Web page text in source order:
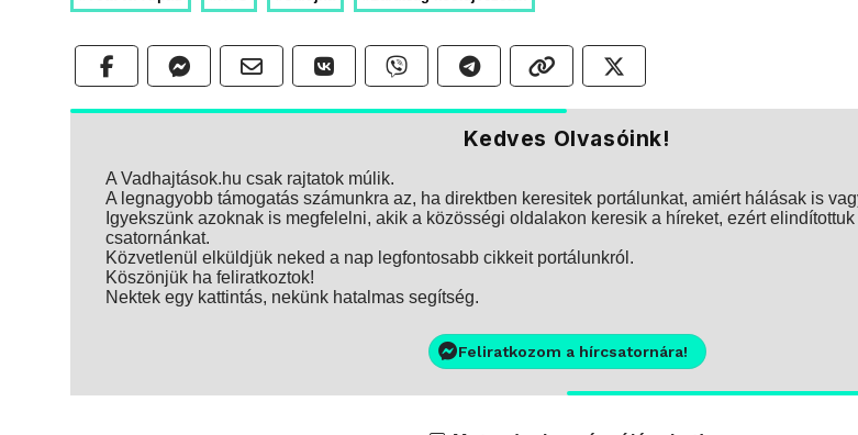
Kedves Olvasóink!
A Vadhajtások.hu csak rajtatok múlik.
A legnagyobb támogatás számunkra az, ha direktben keresitek portálunkat, amiért hálásak is
Igyekszünk azoknak is megfelelni, akik a közösségi oldalakon keresik a híreket, ezért
csatornánkat.
Közvetlenül elküldjük neked a nap legfontosabb cikkeit portálunkról.
Köszönjük ha feliratkoztok!
Nektek egy kattintás, nekünk hatalmas segítség.
Feliratkozom a hírcsatornára!